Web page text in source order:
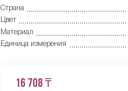
Страна
Цвет
Материал
Единица измерения
16 708 ₸